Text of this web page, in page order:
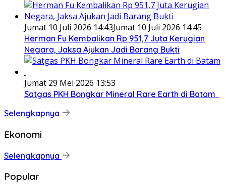
Jumat 10 Juli 2026 14:43Jumat 10 Juli 2026 14:45
Herman Fu Kembalikan Rp 951,7 Juta Kerugian
Negara, Jaksa Ajukan Jadi Barang Bukti
Jumat 29 Mei 2026 13:53
Satgas PKH Bongkar Mineral Rare Earth di Batam
Selengkapnya
Ekonomi
Selengkapnya
Popular